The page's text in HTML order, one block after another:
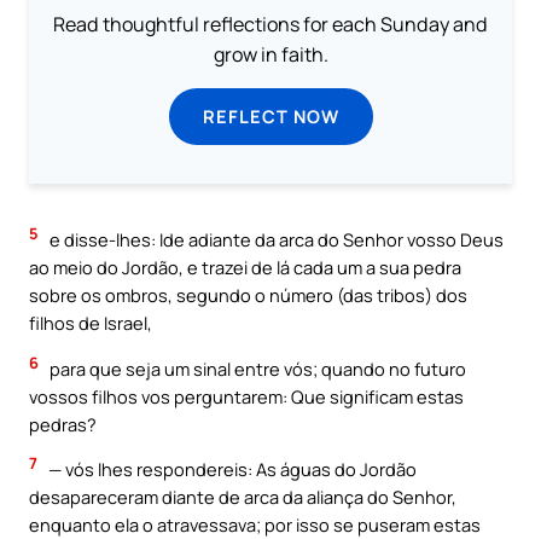
Read thoughtful reflections for each Sunday and
grow in faith.
REFLECT NOW
5 e disse-lhes: Ide adiante da arca do Senhor vosso Deus
ao meio do Jordão, e trazei de lá cada um a sua pedra
sobre os ombros, segundo o número (das tribos) dos
filhos de Israel,
6 para que seja um sinal entre vós; quando no futuro
vossos filhos vos perguntarem: Que significam estas
pedras?
7 — vós lhes respondereis: As águas do Jordão
desapareceram diante de arca da aliança do Senhor,
enquanto ela o atravessava; por isso se puseram estas